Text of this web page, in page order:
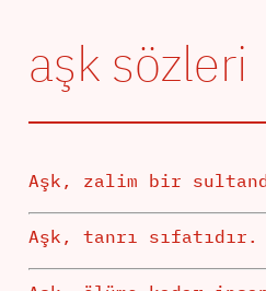
aşk sözleri
Aşk, zalim bir
Aşk, tanrı sıfatıdır.